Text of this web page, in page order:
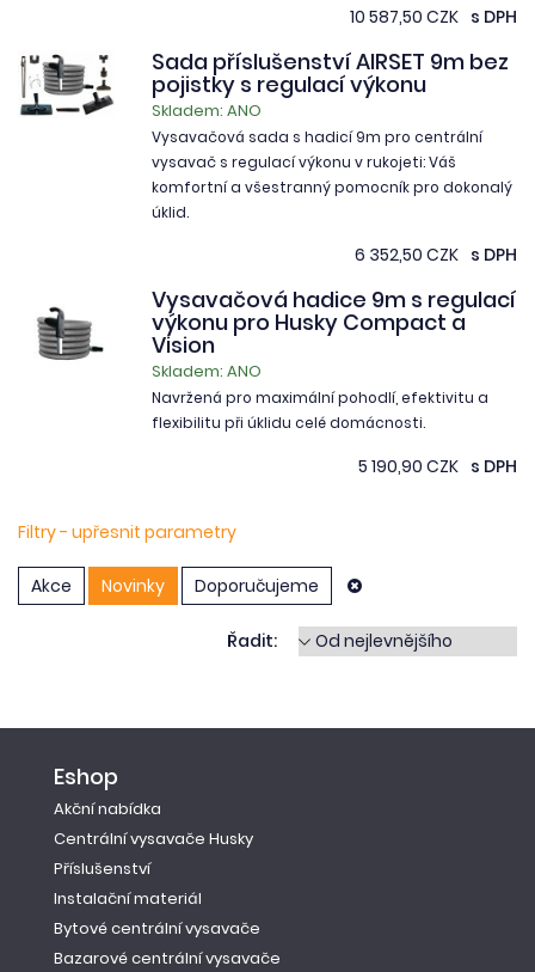
10 587,50 CZK s DPH
Sada příslušenství AIRSET 9m bez
pojistky s regulací výkonu
Skladem: ANO
Vysavačová sada s hadicí 9m pro centrální
vysavač s regulací výkonu v rukojeti: Váš
komfortní a všestranný pomocník pro dokonalý
úklid.
6 352,50 CZK s DPH
Vysavačová hadice 9m s regulací
výkonu pro Husky Compact a
Vision
Skladem: ANO
Navržená pro maximální pohodlí, efektivitu a
flexibilitu při úklidu celé domácnosti.
5 190,90 CZK s DPH
Filtry - upřesnit parametry
Akce Novinky Doporučujeme
Řadit:
Eshop
Akční nabídka
Centrální vysavače Husky
Příslušenství
Instalační materiál
Bytové centrální vysavače
Bazarové centrální vysavače